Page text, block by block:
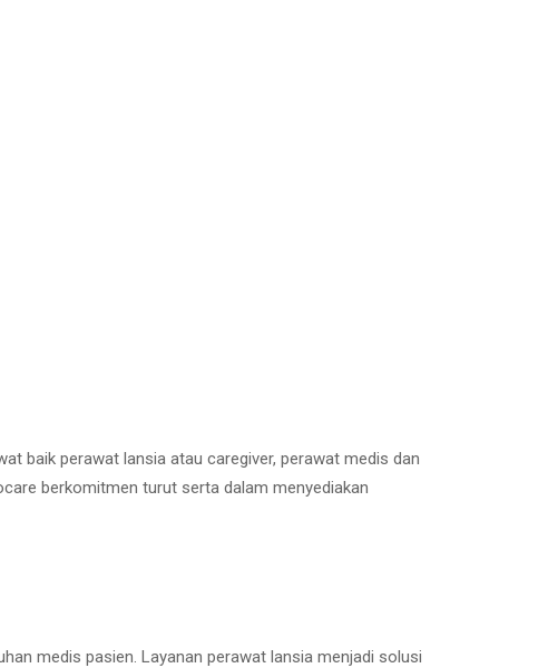
baik perawat lansia atau caregiver, perawat medis dan
berkomitmen turut serta dalam menyediakan
medis pasien. Layanan perawat lansia menjadi solusi